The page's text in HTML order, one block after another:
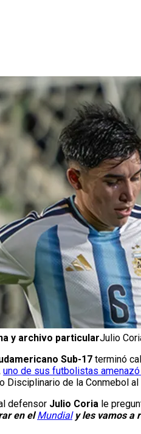
y archivo particularJulio
Sub-17 terminó
uno de sus futbolistas
Disciplinario de la Conmebol
defensor Julio Coria le
en el Mundial y les vamos a